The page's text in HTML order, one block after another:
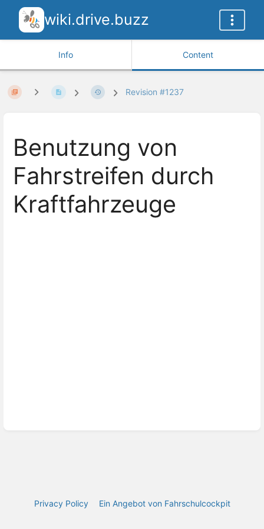
wiki.drive.buzz
Info Content
Revision #1237
Benutzung von
Fahrstreifen durch
Kraftfahrzeuge
Privacy Policy Ein Angebot von Fahrschulcockpit